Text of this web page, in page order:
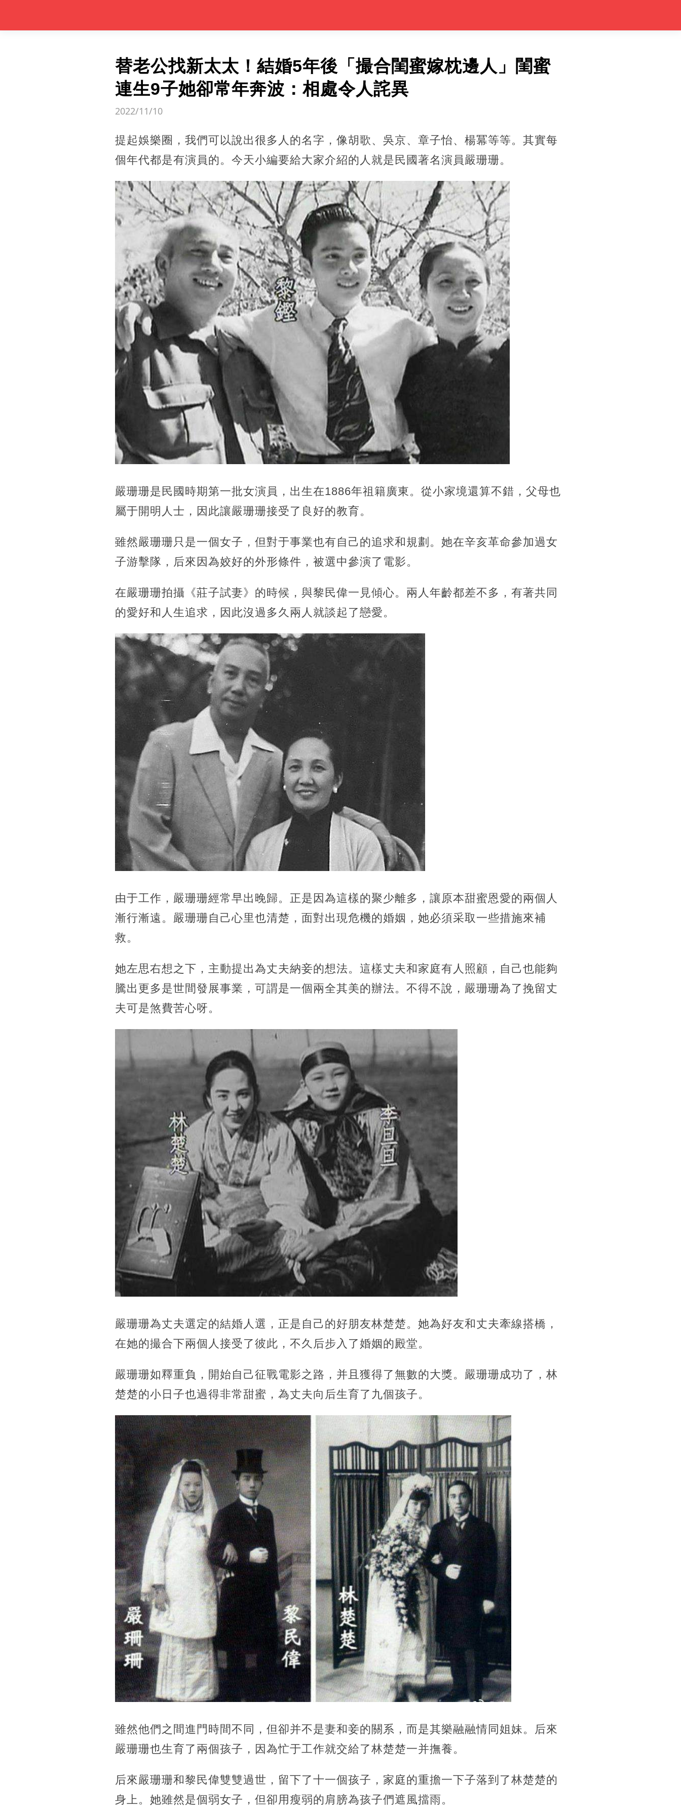
替老公找新太太！結婚5年後「撮合閨蜜嫁枕邊人」閨蜜
連生9子她卻常年奔波：相處令人詫異
2022/11/10
提起娛樂圈，我們可以說出很多人的名字，像胡歌、吳京、章子怡、楊冪等等。其實每
個年代都是有演員的。今天小編要給大家介紹的人就是民國著名演員嚴珊珊。
嚴珊珊是民國時期第一批女演員，出生在1886年祖籍廣東。從小家境還算不錯，父母也
屬于開明人士，因此讓嚴珊珊接受了良好的教育。
雖然嚴珊珊只是一個女子，但對于事業也有自己的追求和規劃。她在辛亥革命參加過女
子游擊隊，后來因為姣好的外形條件，被選中參演了電影。
在嚴珊珊拍攝《莊子試妻》的時候，與黎民偉一見傾心。兩人年齡都差不多，有著共同
的愛好和人生追求，因此沒過多久兩人就談起了戀愛。
由于工作，嚴珊珊經常早出晚歸。正是因為這樣的聚少離多，讓原本甜蜜恩愛的兩個人
漸行漸遠。嚴珊珊自己心里也清楚，面對出現危機的婚姻，她必須采取一些措施來補
救。
她左思右想之下，主動提出為丈夫納妾的想法。這樣丈夫和家庭有人照顧，自己也能夠
騰出更多是世間發展事業，可謂是一個兩全其美的辦法。不得不說，嚴珊珊為了挽留丈
夫可是煞費苦心呀。
嚴珊珊為丈夫選定的結婚人選，正是自己的好朋友林楚楚。她為好友和丈夫牽線搭橋，
在她的撮合下兩個人接受了彼此，不久后步入了婚姻的殿堂。
嚴珊珊如釋重負，開始自己征戰電影之路，并且獲得了無數的大獎。嚴珊珊成功了，林
楚楚的小日子也過得非常甜蜜，為丈夫向后生育了九個孩子。
雖然他們之間進門時間不同，但卻并不是妻和妾的關系，而是其樂融融情同姐妹。后來
嚴珊珊也生育了兩個孩子，因為忙于工作就交給了林楚楚一并撫養。
后來嚴珊珊和黎民偉雙雙過世，留下了十一個孩子，家庭的重擔一下子落到了林楚楚的
身上。她雖然是個弱女子，但卻用瘦弱的肩膀為孩子們遮風擋雨。